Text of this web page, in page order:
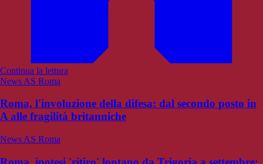
Continua la lettura
News AS Roma
Roma, l'involuzione della difesa: dal secondo posto in
A alle fragilità britanniche
News AS Roma